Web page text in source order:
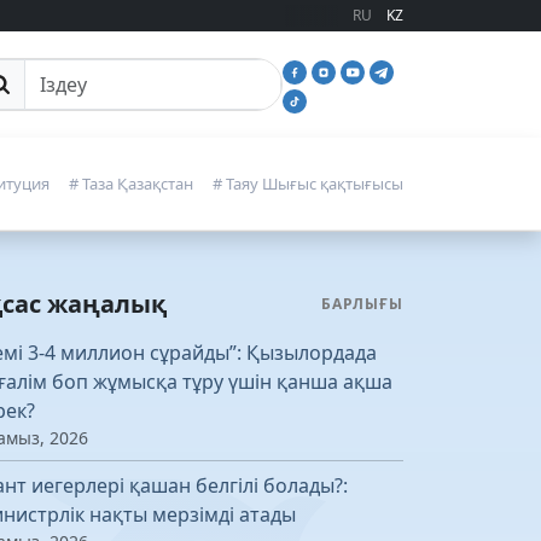
RU KZ
іздеу
# Таза Қазақстан # Таяу Шығыс қақтығысы
жаңалық БАРЛЫҒЫ
3-4 миллион сұрайды”: Қызылордада
боп жұмысқа тұру үшін қанша ақша
2026
иегерлері қашан белгілі болады?:
нақты мерзімді атады